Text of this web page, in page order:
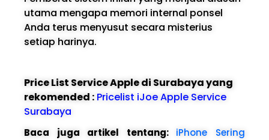
utama mengapa memori internal ponsel
Anda terus menyusut secara misterius
setiap harinya.
Price List Service Apple di Surabaya yang
rekomended : Pricelist iJoe Apple Service
Surabaya
Baca juga artikel tentang: iPhone Sering